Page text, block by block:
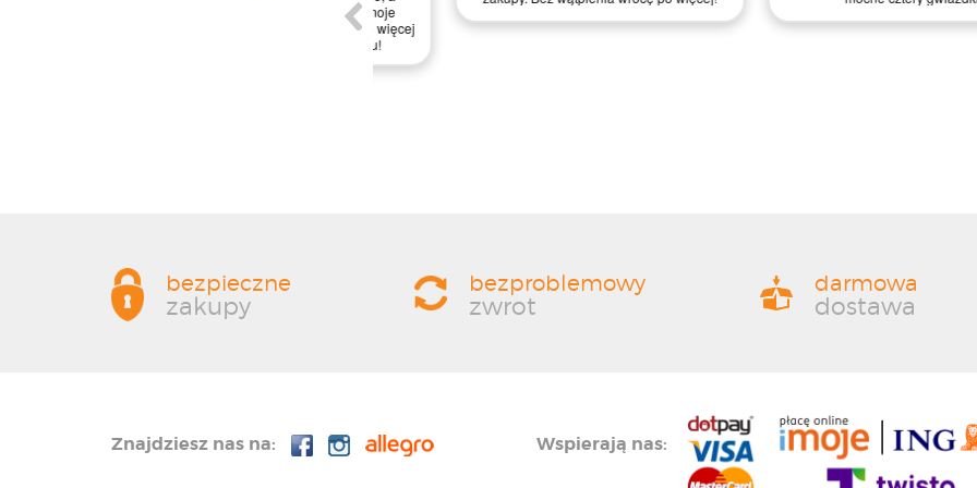
bezpieczne
zakupy
bezproblemowy
zwrot
darmowa
dostawa
Wspierają nas:
Znajdziesz nas na: